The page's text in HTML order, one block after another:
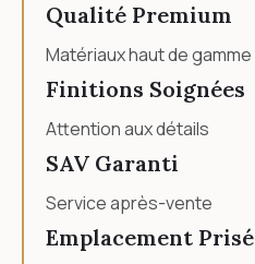
Qualité Premium
Matériaux haut de gamme
Finitions Soignées
Attention aux détails
SAV Garanti
Service après-vente
Emplacement Prisé